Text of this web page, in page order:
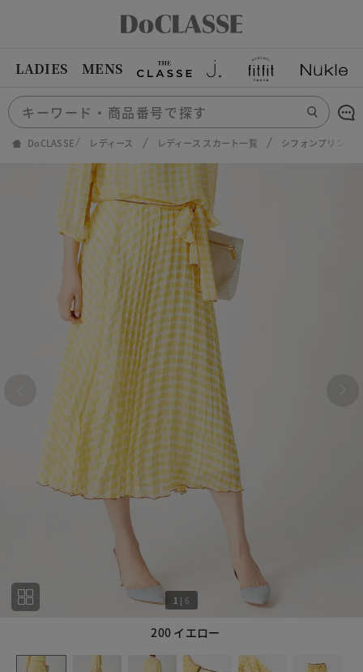
LADIES MENS
DoCLASSE レディース レディース スカート一覧 シフォンプリント
200 イエロー
1 | 6